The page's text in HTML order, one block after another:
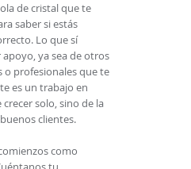
de cristal que te
saber si estás
Lo que sí
apoyo, ya sea de otros
o profesionales que te
es un trabajo en
solo, sino de la
clientes.
como